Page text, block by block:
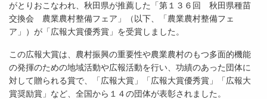
がとりおこなわれ、秋田県が推薦した「第１３６回 秋田県種苗
交換会 農業農村整備フェア」（以下、「農業農村整備フェ
ア」）が「広報大賞優秀賞」を受賞しました。
この広報大賞は、農村振興の重要性や農業農村のもつ多面的機能
の発揮のための地域活動や広報活動を行い、功績のあった団体に
対して贈られる賞で、「広報大賞」「広報大賞優秀賞」「広報大
賞奨励賞」など、全国から１４の団体が表彰されました。